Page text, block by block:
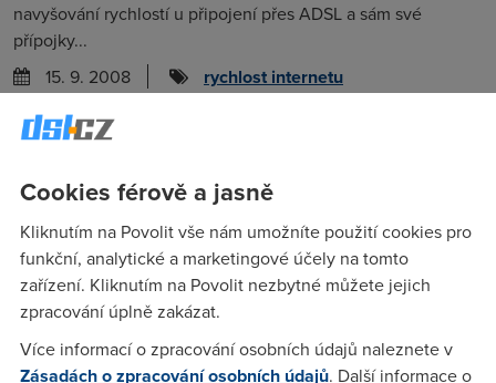
navyšování rychlostí u připojení přes ADSL a sám své
přípojky...
15. 9. 2008
rychlost internetu
Naměřené rychlosti internetu na DSL.cz v
srpnu 2008
Přehled obsahuje tabulky naměřených rychlostí dle
poskytovatelů, služeb a typů internetového připojení.
Hodnoty jsou...
5. 9. 2008
rychlost internetu
Cookies férově a jasně
Kliknutím na Povolit vše nám umožníte použití cookies pro
funkční, analytické a marketingové účely na tomto
zařízení. Kliknutím na Povolit nezbytné můžete jejich
zpracování úplně zakázat.
Více informací o zpracování osobních údajů naleznete v
Zásadách o zpracování osobních údajů. Další informace o